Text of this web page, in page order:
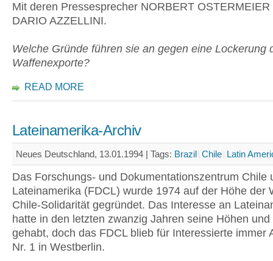
Mit deren Pressesprecher NORBERT OSTERMEIER
DARIO AZZELLINI.
Welche Gründe führen sie an gegen eine Lockerung
Waffenexporte?
READ MORE
Lateinamerika-Archiv
Neues Deutschland, 13.01.1994 | Tags: Brazil Chile Latin
Das Forschungs- und Dokumentationszentrum Chile
Lateinamerika (FDCL) wurde 1974 auf der Höhe der
Chile-Solidarität gegründet. Das Interesse an
hatte in den letzten zwanzig Jahren seine Höhen und
gehabt, doch das FDCL blieb für Interessierte immer
Nr. 1 in Westberlin.